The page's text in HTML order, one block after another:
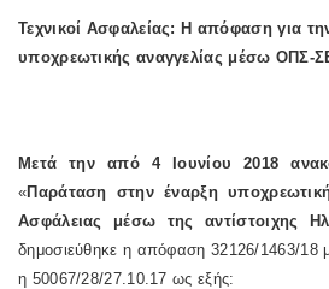
Τεχνικοί Ασφαλείας: Η απόφαση για
υποχρεωτικής αναγγελίας μέσω ΟΠΣ-
Μετά την από 4 Ιουνίου 2018
«Παράταση στην έναρξη
Ασφάλειας μέσω της αντίστοιχης
δημοσιεύθηκε η απόφαση 32126/1463/18
η 50067/28/27.10.17 ως εξής: